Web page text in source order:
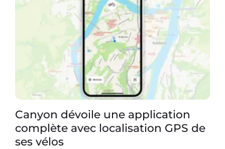
Canyon dévoile une application
complète avec localisation GPS de
ses vélos